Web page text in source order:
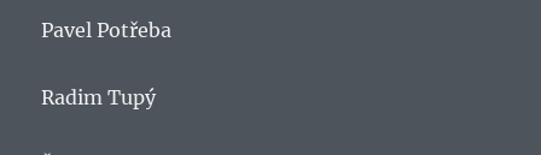
Pavel Potřeba
Radim Tupý